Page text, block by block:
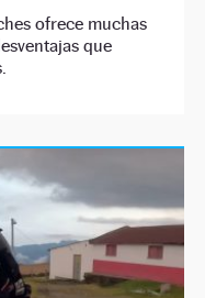
ofrece muchas
que